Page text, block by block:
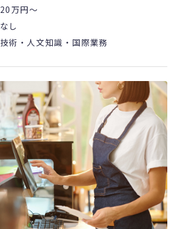
20万円〜
なし
技術・人文知識・国際業務